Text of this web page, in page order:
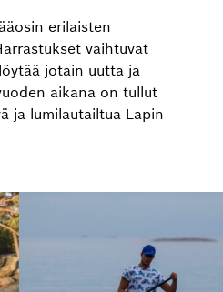
erilaisten
vaihtuvat
jotain uutta ja
aikana on tullut
ja lumilautailtua Lapin